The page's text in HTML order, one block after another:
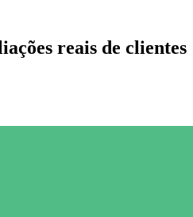
reais de clientes